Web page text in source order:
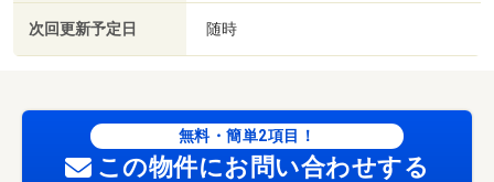
次回更新予定日 随時
無料・簡単2項目！
この物件にお問い合わせする